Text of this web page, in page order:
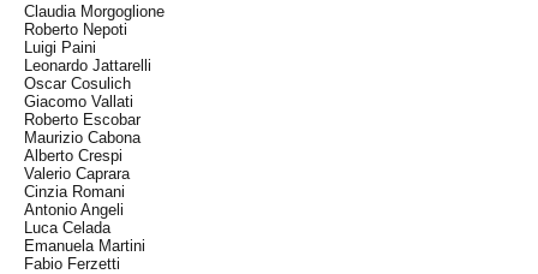
Claudia Morgoglione
Roberto Nepoti
Luigi Paini
Leonardo Jattarelli
Oscar Cosulich
Giacomo Vallati
Roberto Escobar
Maurizio Cabona
Alberto Crespi
Valerio Caprara
Cinzia Romani
Antonio Angeli
Luca Celada
Emanuela Martini
Fabio Ferzetti